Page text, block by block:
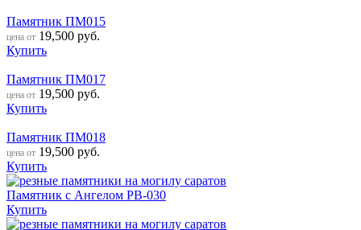
Памятник ПМ015
цена от 19,500 руб.
Купить
Памятник ПМ017
цена от 19,500 руб.
Купить
Памятник ПМ018
цена от 19,500 руб.
Купить
Памятник с Ангелом РВ-030
Купить